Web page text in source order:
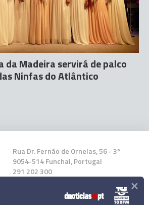
da Madeira servirá de palco
Ninfas do Atlântico
Rua Dr. Fernão de Ornelas, 56 - 3º
9054-514 Funchal, Portugal
291 202 300
Instale a nossa App ×